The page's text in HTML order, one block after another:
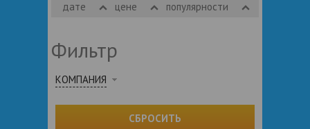
дате цене популярности
Фильтр
КОМПАНИЯ
СБРОСИТЬ